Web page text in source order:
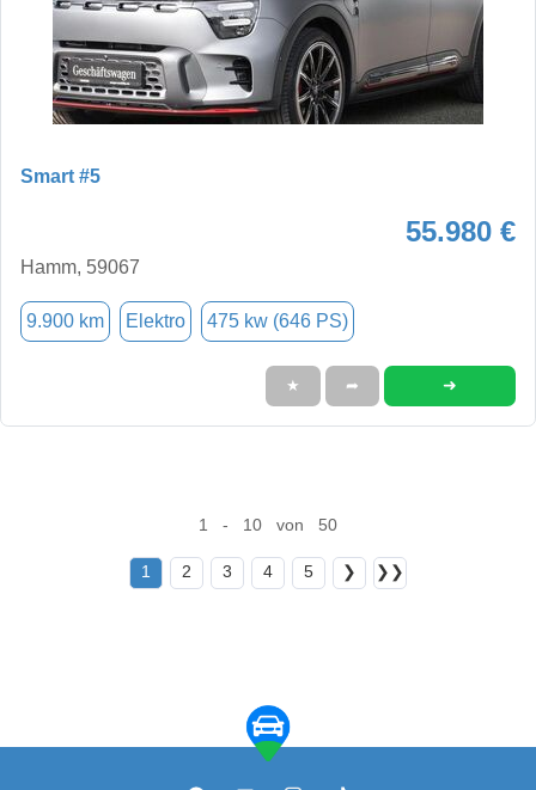
Smart #5
55.980 €
Hamm, 59067
9.900 km Elektro 475 kw (646 PS)
★ ➦ ➜
1 - 10 von 50
1 2 3 4 5 ❯ ❯❯